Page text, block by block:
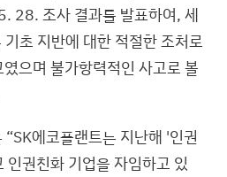
28. 조사 결과를 발표하여, 세
초 지반에 대한 적절한 조처로
으며 불가항력적인 사고로 볼
에코플랜트는 지난해 '인권
인권친화 기업을 자임하고 있